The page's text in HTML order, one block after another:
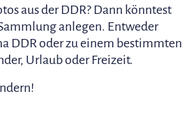
aus der DDR? Dann könntest
anlegen. Entweder
DDR oder zu einem bestimmten
Urlaub oder Freizeit.